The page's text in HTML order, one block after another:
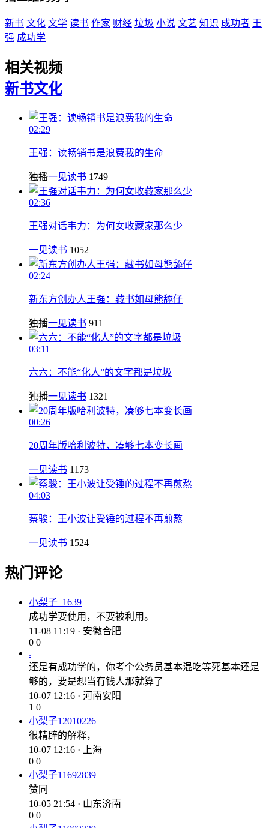
新书 文化 文学 读书 作家 财经 垃圾 小说 文艺 知识 成功者 王
强 成功学
相关视频
新书文化
02:29
王强：读畅销书是浪费我的生命
独播一见读书 1749
02:36
王强对话韦力：为何女收藏家那么少
一见读书 1052
02:24
新东方创办人王强：藏书如母熊舔仔
独播一见读书 911
03:11
六六：不能“化人”的文字都是垃圾
独播一见读书 1321
00:26
20周年版哈利波特，凑够七本变长画
一见读书 1173
04:03
蔡骏：王小波让受锤的过程不再煎熬
一见读书 1524
热门评论
小梨子_1639
成功学要使用，不要被利用。
11-08 11:19 · 安徽合肥
0 0
.
还是有成功学的，你考个公务员基本混吃等死基本还是
够的，要是想当有钱人那就算了
10-07 12:16 · 河南安阳
1 0
小梨子12010226
很精辟的解释，
10-07 12:16 · 上海
0 0
小梨子11692839
赞同
10-05 21:54 · 山东济南
0 0